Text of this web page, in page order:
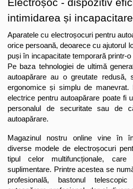
Electroșoc - dispozitiv
intimidarea și
Aparatele cu electroșocuri pentru
orice persoană, deoarece cu ajutorul
puși în incapacitate temporară printr-
Pe baza tehnologiei de ultimă
autoapărare au o greutate redusă,
ergonomice și simplu de
electrice pentru autoapărare poate fi
personalul de securitate sau de
autoapărare.
Magazinul nostru online vine în
diverse modele de electroșocuri
tipul celor multifuncționale, care
suplimentare. Printre acestea se
profesională, bastonul